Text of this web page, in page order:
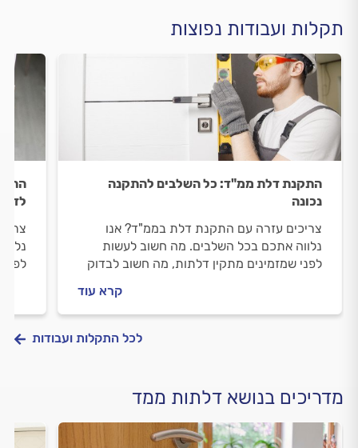
תקלות ועבודות נפוצות
התקנת דלת ממ"ד: כל השלבים להתקנה
נכונה
צריכים עזרה עם התקנת דלת בממ"ד? אנו
נלווה אתכם בכל השלבים. מה חשוב לעשות
לפני שמזמינים מתקין דלתות, מה חשוב לבדוק
קרא עוד
לכל התקלות ועבודות
מדריכים בנושא דלתות ממד